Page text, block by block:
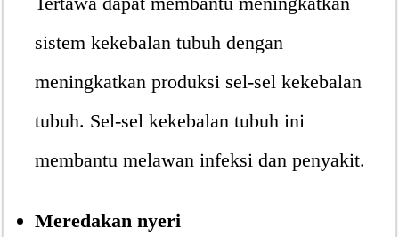
sistem kekebalan tubuh dengan
meningkatkan produksi sel-sel kekebalan
tubuh. Sel-sel kekebalan tubuh ini
membantu melawan infeksi dan penyakit.
Meredakan nyeri